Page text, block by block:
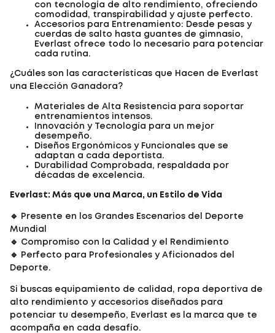
con tecnología de alto rendimiento, ofreciendo
comodidad, transpirabilidad y ajuste perfecto.
Accesorios para Entrenamiento: Desde pesas y
cuerdas de salto hasta guantes de gimnasio,
Everlast ofrece todo lo necesario para potenciar
cada rutina.
¿Cuáles son las características que Hacen de Everlast
una Elección Ganadora?
Materiales de Alta Resistencia para soportar
entrenamientos intensos.
Innovación y Tecnología para un mejor
desempeño.
Diseños Ergonómicos y Funcionales que se
adaptan a cada deportista.
Durabilidad Comprobada, respaldada por
décadas de excelencia.
Everlast: Más que una Marca, un Estilo de Vida
🔹 Presente en los Grandes Escenarios del Deporte
Mundial
🔹 Compromiso con la Calidad y el Rendimiento
🔹 Perfecto para Profesionales y Aficionados del
Deporte.
Si buscas equipamiento de calidad, ropa deportiva de
alto rendimiento y accesorios diseñados para
potenciar tu desempeño, Everlast es la marca que te
acompaña en cada desafío.